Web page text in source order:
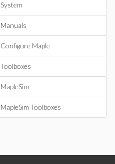
System
Manuals
Configure Maple
Toolboxes
MapleSim
MapleSim Toolboxes